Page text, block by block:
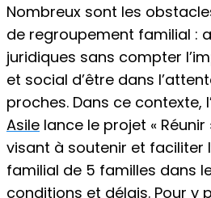
Nombreux sont les
de regroupement familial :
juridiques sans compter
et social d’être dans
proches. Dans ce contexte,
Asile lance le projet «
visant à soutenir et faciliter
familial de 5 familles dans
conditions et délais. Pour y